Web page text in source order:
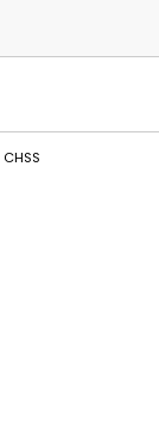
CHSS